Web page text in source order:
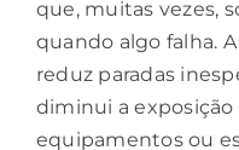
que, muitas vezes,
quando algo falha.
reduz paradas
diminui a
equipamentos ou